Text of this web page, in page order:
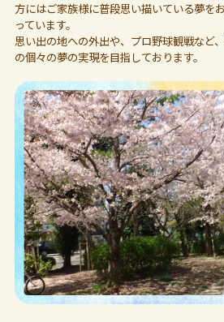
方にはご家族様に普段思い描いている夢を
っています。
思い出の地への外出や、プロ野球観戦など
の個々の夢の実現を目指しております。